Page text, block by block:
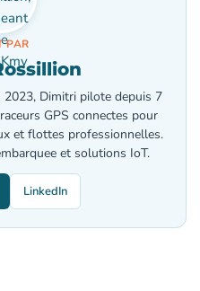
PAR
2023, Dimitri pilote depuis 7
GPS connectes pour
et flottes professionnelles.
et solutions IoT.
LinkedIn